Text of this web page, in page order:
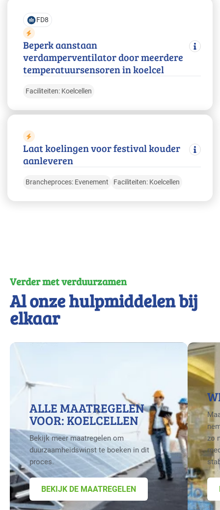
Beperk aanstaan
verdamperventilator door meerdere
temperatuursensoren in koelcel
Faciliteiten: Koelcellen
FD8
Laat koelingen voor festival kouder
aanleveren
Brancheproces: Evenement Faciliteiten: Koelcellen
Verder met verduurzamen
Al onze hulpmiddelen bij
elkaar
ALLE MAATREGELEN
VOOR: KOELCELLEN
Bekijk meer maatregelen om
duurzaamheidswinst te boeken in dit
proces.
BEKIJK DE MAATREGELEN
zo